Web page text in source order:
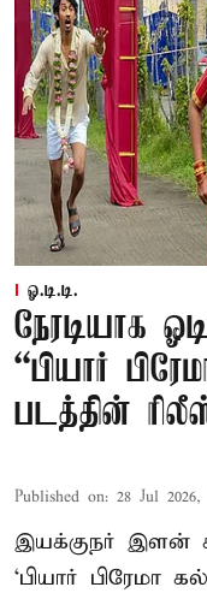
ஓ.டி.டி.
நேரடியாக
“பியார்
படத்தின்
Published on: 28 Jul 2026,
இயக்குநர் இளன்
‘பி​யார்